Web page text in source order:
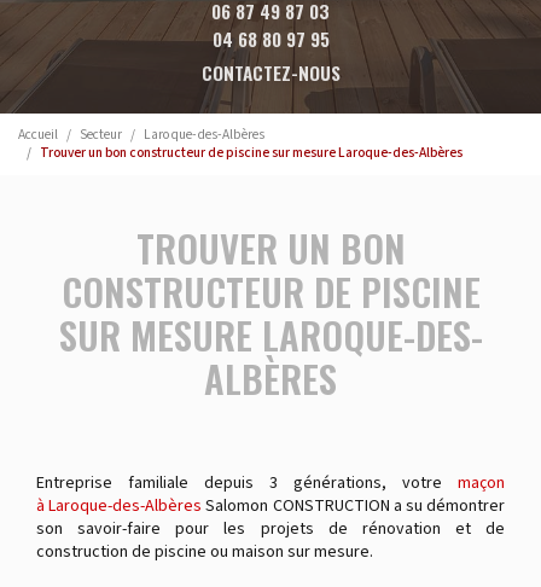
06 87 49 87 03
04 68 80 97 95
CONTACTEZ-NOUS
Accueil Secteur
Laroque-des-Albères
Trouver un bon constructeur de piscine sur mesure Laroque-des-Albères
TROUVER UN BON
CONSTRUCTEUR DE PISCINE
SUR MESURE LAROQUE-DES-
ALBÈRES
Entreprise familiale depuis 3 générations, votre maçon
à Laroque-des-Albères Salomon CONSTRUCTION a su démontrer
son savoir-faire pour les projets de rénovation et de
construction de piscine ou maison sur mesure.